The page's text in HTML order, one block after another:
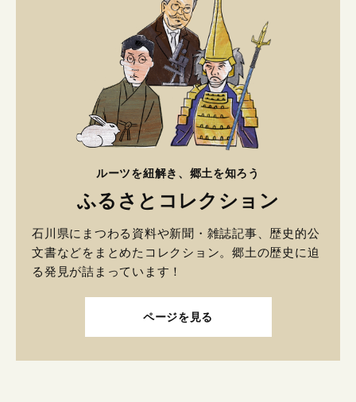
ルーツを紐解き、郷土を知ろう
ふるさとコレクション
石川県にまつわる資料や新聞・雑誌記事、歴史的公
文書などをまとめたコレクション。郷土の歴史に迫
る発見が詰まっています！
ページを見る